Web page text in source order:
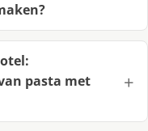
pasta met